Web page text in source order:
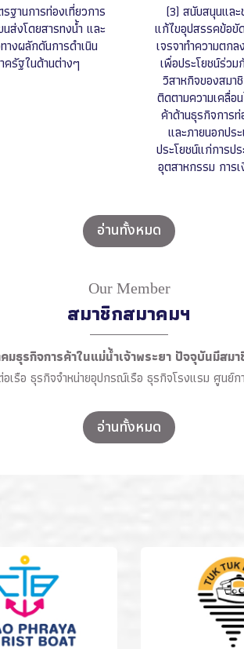
ฐานการท่องเที่ยวการ
ส่งโดยสารทงน้ำ และ
างผลักดันการดำเนิน
ครัฐในด้านต่างๆ
(3) สนับสนุนและ
แก้ไขอุปสรรคข้อขั
เจรจาทำความตก
เพื่อประโยชน์ร่ว
วิสาหกิจของสม
ติดตามความเคลื่อ
ค้าด้านธุรกิจการ
และภายนอกปร
ประโยชน์แก่การป
อุตสาหกรรม การ
อ่านทั้งหมด
Our Member
สมาชิกสมาคมฯ
มธุรกิจการค้าในแม่น้ำเจ้าพระยา ปัจจุบันมีสม
เรือ ธุรกิจจำหน่ายอุปกรณ์เรือ ธุรกิจโรงแรม ศูนย์
อ่านทั้งหมด